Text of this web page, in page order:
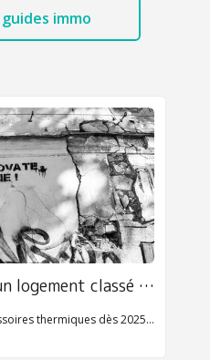
immo
Comment rénover un logement classé F ou G pour continuer à louer en 2025
Interdiction de louer les passoires thermiques dès 2025 (classe G). Découvrez les travaux, aides et stratégies pour rénover un logement F ou G et maintenir sa location.